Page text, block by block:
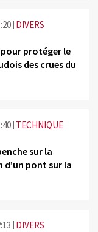
DIVERS
pour protéger le
des crues du
TECHNIQUE
sur la
pont sur la
DIVERS